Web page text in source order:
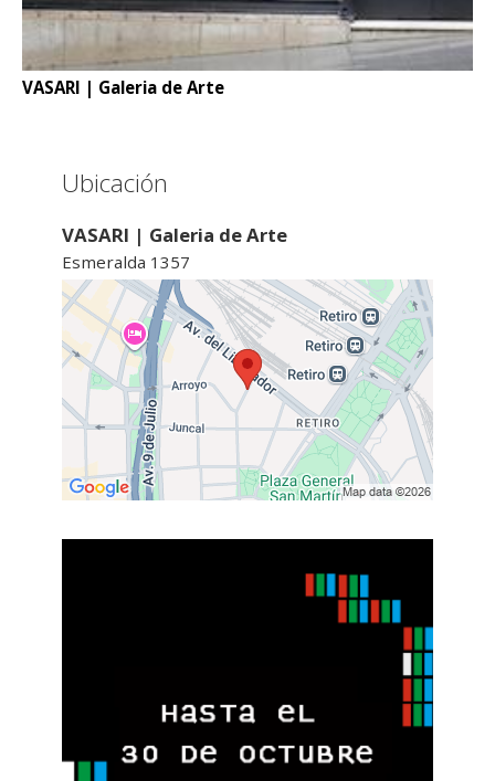
VASARI | Galeria de Arte
Ubicación
VASARI | Galeria de Arte
Esmeralda 1357